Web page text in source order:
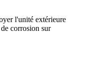
l'unité extérieure
corrosion sur